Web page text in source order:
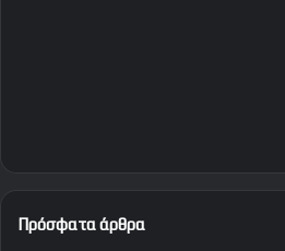
Πρόσφατα άρθρα